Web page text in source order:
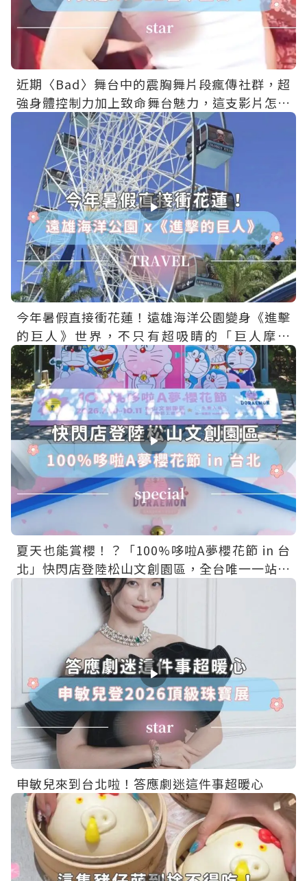
近期〈Bad〉舞台中的震胸舞片段瘋傳社群，超
強身體控制力加上致命舞台魅力，這支影片怎麼
一播就是三小時啦！
今年暑假直接衝花蓮！遠雄海洋公園變身《進擊
的巨人》世界，不只有超吸睛的「巨人摩天
輪」，還有主題場景、限定餐點、聯名周邊一次
收集
夏天也能賞櫻！？「100%哆啦A夢櫻花節 in 台
北」快閃店登陸松山文創園區，全台唯一一站免
申敏兒來到台北啦！答應劇迷這件事超暖心